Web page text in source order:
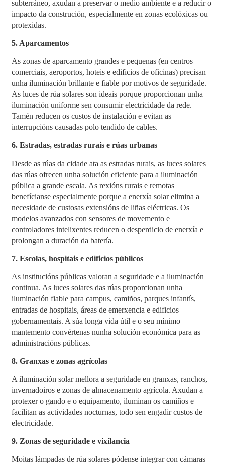
subterráneo, axudan a preservar o medio ambiente e a reducir o
impacto da construción, especialmente en zonas ecolóxicas ou
protexidas.
5. Aparcamentos
As zonas de aparcamento grandes e pequenas (en centros
comerciais, aeroportos, hoteis e edificios de oficinas) precisan
unha iluminación brillante e fiable por motivos de seguridade.
As luces de rúa solares son ideais porque proporcionan unha
iluminación uniforme sen consumir electricidade da rede.
Tamén reducen os custos de instalación e evitan as
interrupcións causadas polo tendido de cables.
6. Estradas, estradas rurais e rúas urbanas
Desde as rúas da cidade ata as estradas rurais, as luces solares
das rúas ofrecen unha solución eficiente para a iluminación
pública a grande escala. As rexións rurais e remotas
benefícianse especialmente porque a enerxía solar elimina a
necesidade de custosas extensións de liñas eléctricas. Os
modelos avanzados con sensores de movemento e
controladores intelixentes reducen o desperdicio de enerxía e
prolongan a duración da batería.
7. Escolas, hospitais e edificios públicos
As institucións públicas valoran a seguridade e a iluminación
continua. As luces solares das rúas proporcionan unha
iluminación fiable para campus, camiños, parques infantís,
entradas de hospitais, áreas de emerxencia e edificios
gobernamentais. A súa longa vida útil e o seu mínimo
mantemento convértenas nunha solución económica para as
administracións públicas.
8. Granxas e zonas agrícolas
A iluminación solar mellora a seguridade en granxas, ranchos,
invernadoiros e zonas de almacenamento agrícola. Axudan a
protexer o gando e o equipamento, iluminan os camiños e
facilitan as actividades nocturnas, todo sen engadir custos de
electricidade.
9. Zonas de seguridade e vixilancia
Moitas lámpadas de rúa solares pódense integrar con cámaras